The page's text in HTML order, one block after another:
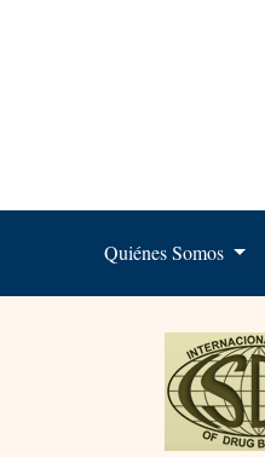
Quiénes Somos